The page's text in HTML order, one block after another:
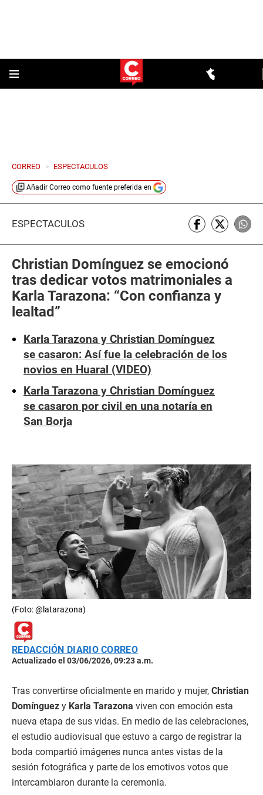
CORREO > ESPECTACULOS
Añadir Correo como fuente preferida en
ESPECTÁCULOS
Christian Domínguez se emocionó
tras dedicar votos matrimoniales a
Karla Tarazona: “Con confianza y
lealtad”
Karla Tarazona y Christian Domínguez
se casaron: Así fue la celebración de los
novios en Huaral (VIDEO)
Karla Tarazona y Christian Domínguez
se casaron por civil en una notaría en
San Borja
(Foto: @latarazona)
REDACCIÓN DIARIO CORREO
Actualizado el 03/06/2026, 09:23 a.m.
Tras convertirse oficialmente en marido y mujer, Christian
Domínguez y Karla Tarazona viven con emoción esta
nueva etapa de sus vidas. En medio de las celebraciones,
el estudio audiovisual que estuvo a cargo de registrar la
boda compartió imágenes nunca antes vistas de la
sesión fotográfica y parte de los emotivos votos que
intercambiaron durante la ceremonia.